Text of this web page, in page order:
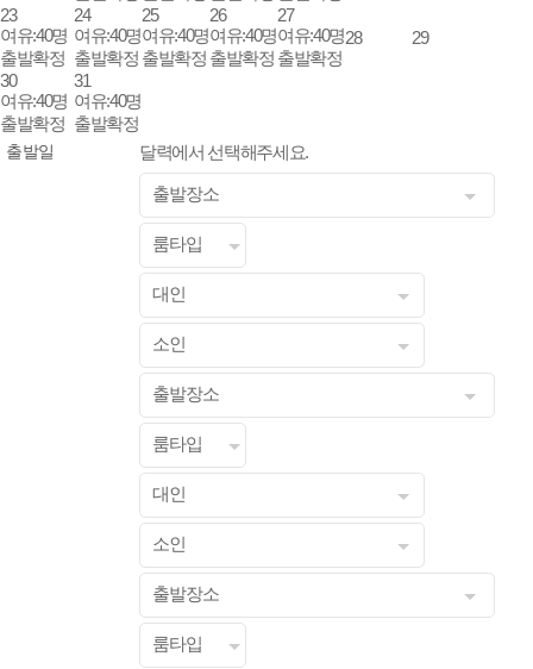
23
여유:40명
출발확정
24
여유:40명
출발확정
25
여유:40명
출발확정
26
여유:40명
출발확정
27
여유:40명
출발확정
28 29
30
여유:40명
출발확정
31
여유:40명
출발확정
출발일 달력에서 선택해주세요.
출발장소
룸타입
대인
소인
출발장소
룸타입
대인
소인
출발장소
룸타입